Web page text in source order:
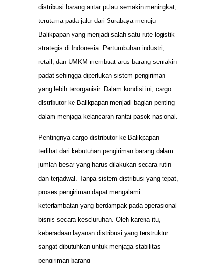
distribusi barang antar pulau semakin meningkat,
terutama pada jalur dari Surabaya menuju
Balikpapan yang menjadi salah satu rute logistik
strategis di Indonesia. Pertumbuhan industri,
retail, dan UMKM membuat arus barang semakin
padat sehingga diperlukan sistem pengiriman
yang lebih terorganisir. Dalam kondisi ini, cargo
distributor ke Balikpapan menjadi bagian penting
dalam menjaga kelancaran rantai pasok nasional.
Pentingnya cargo distributor ke Balikpapan
terlihat dari kebutuhan pengiriman barang dalam
jumlah besar yang harus dilakukan secara rutin
dan terjadwal. Tanpa sistem distribusi yang tepat,
proses pengiriman dapat mengalami
keterlambatan yang berdampak pada operasional
bisnis secara keseluruhan. Oleh karena itu,
keberadaan layanan distribusi yang terstruktur
sangat dibutuhkan untuk menjaga stabilitas
pengiriman barang.